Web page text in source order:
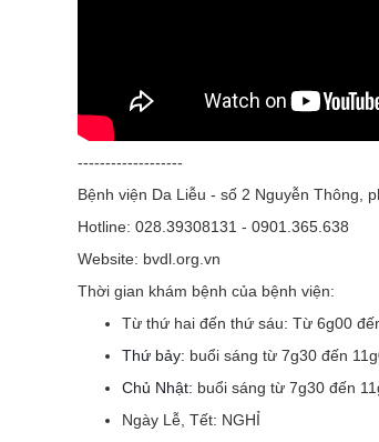
-------------------
Bệnh viện Da Liễu - số 2 Nguyễn Thông,
Hotline: 028.39308131 - 0901.365.638
Website: bvdl.org.vn
Thời gian khám bệnh của bệnh viện:
Từ thứ hai đến thứ sáu: Từ 6g00
Thứ bảy: buổi sáng từ 7g30 đến
Chủ Nhật: buổi sáng từ 7g30 đến
Ngày Lễ, Tết: NGHỈ